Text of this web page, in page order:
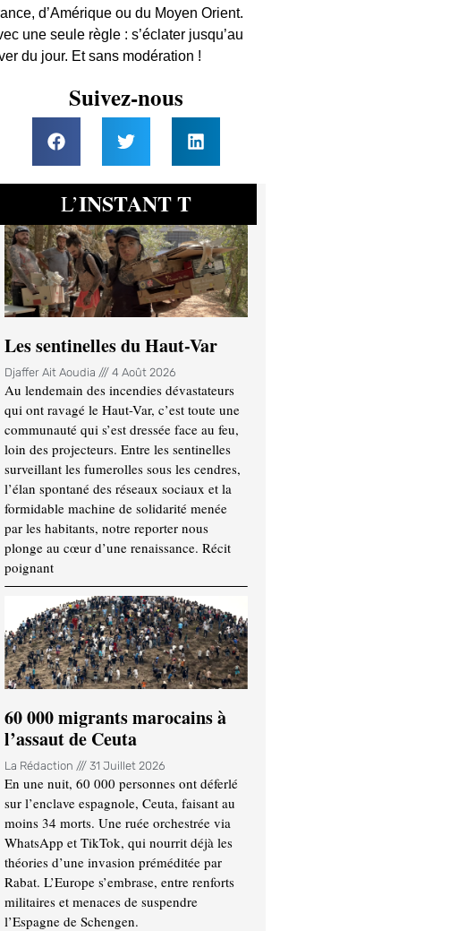
d’Amérique ou du Moyen Orient.
une seule règle : s’éclater jusqu’au
du jour. Et sans modération !
Suivez-nous
L’INSTANT T
Les sentinelles du Haut-Var
Djaffer Ait Aoudia 4 Août 2026
Au lendemain des incendies dévastateurs
qui ont ravagé le Haut-Var, c’est toute une
communauté qui s’est dressée face au feu,
loin des projecteurs. Entre les sentinelles
surveillant les fumerolles sous les cendres,
l’élan spontané des réseaux sociaux et la
formidable machine de solidarité menée
par les habitants, notre reporter nous
plonge au cœur d’une renaissance. Récit
poignant
60 000 migrants marocains à
l’assaut de Ceuta
La Rédaction 31 Juillet 2026
En une nuit, 60 000 personnes ont déferlé
sur l’enclave espagnole, Ceuta, faisant au
moins 34 morts. Une ruée orchestrée via
WhatsApp et TikTok, qui nourrit déjà les
théories d’une invasion préméditée par
Rabat. L’Europe s’embrase, entre renforts
militaires et menaces de suspendre
l’Espagne de Schengen.